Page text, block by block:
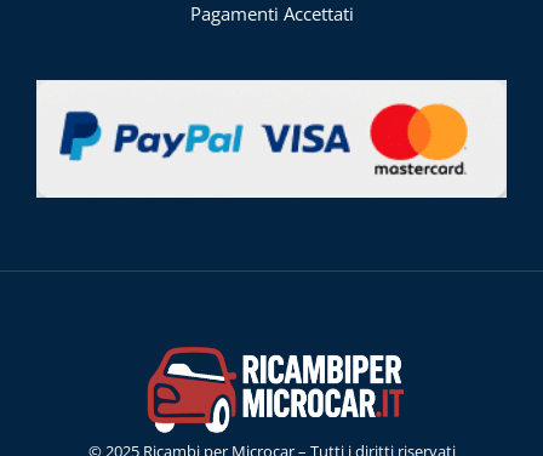
Pagamenti Accettati
© 2025 Ricambi per Microcar – Tutti i diritti riservati